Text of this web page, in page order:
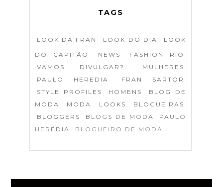
TAGS
LOOK DA FRAN LOOK DO DIA
LOOK
DO CAPITÃO
NEWS
FASHION RIO
VAMOS DIVULGAR?
MULHERES
PAULO HEREDIA
FRAN SARTOR
STYLE PROFILES
HOMENS
BLOG DE
MODA
MODA LOOKS
BLOGUEIRAS
BLOGGERS
BLOGS DE MODA
PAULO
HERÉDIA
BLOGUEIRO DE MODA